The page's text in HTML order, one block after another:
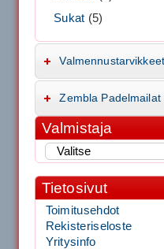
Sukat (5)
Valmennustarvikkeet
Zembla Padelmailat
Valmistaja
Tietosivut
Toimitusehdot
Rekisteriseloste
Yritysinfo